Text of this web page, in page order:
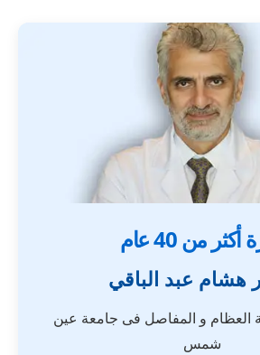
من 40 عام
هشام عبد الباقي
العظام و المفاصل فى جامعة عين
شمس